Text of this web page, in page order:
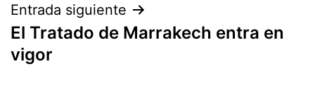
Entrada siguiente
El Tratado de Marrakech entra en
vigor